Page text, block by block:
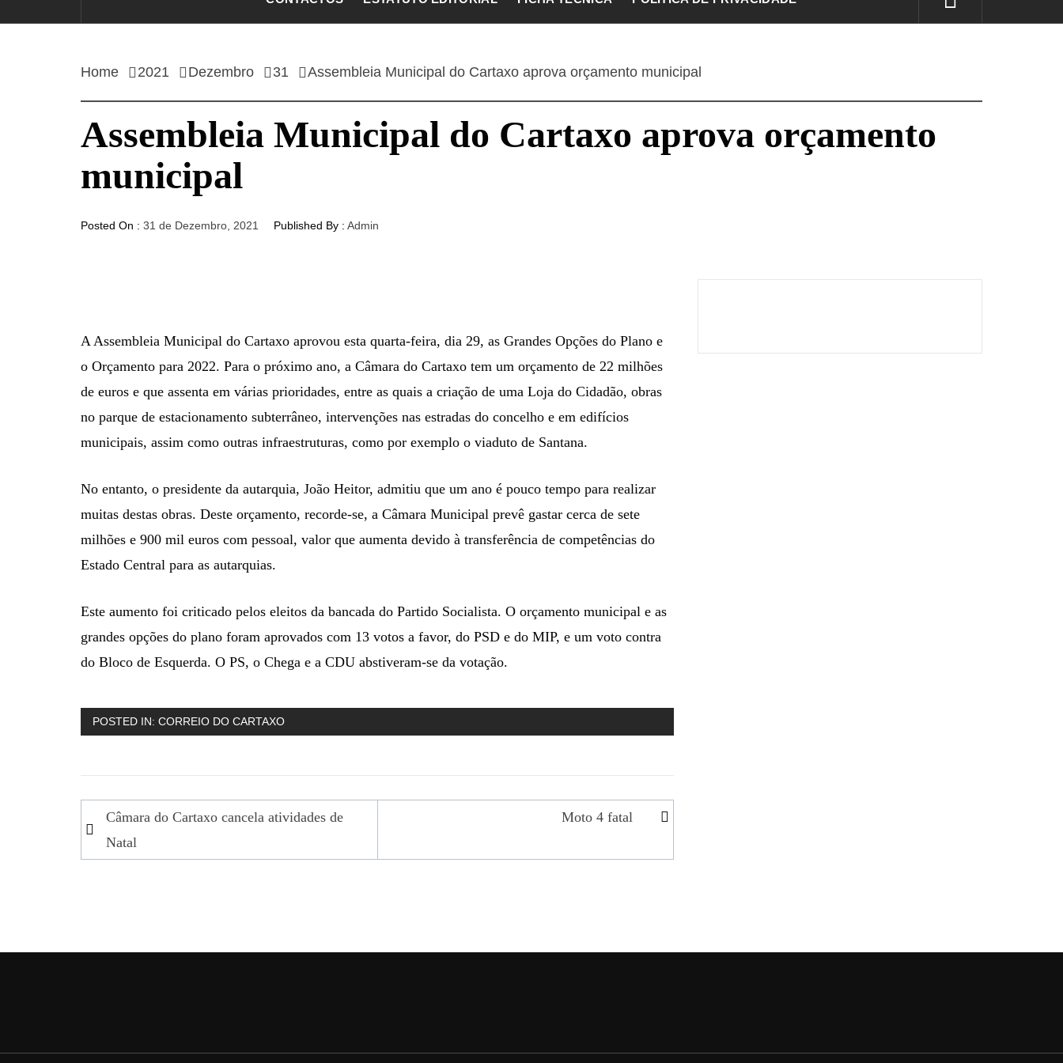
Home 2021 Dezembro 31 Assembleia Municipal do Cartaxo aprova orçamento municipal
Assembleia Municipal do Cartaxo aprova orçamento
municipal
Posted On : 31 de Dezembro, 2021 Published By : Admin
A Assembleia Municipal do Cartaxo aprovou esta quarta-feira, dia 29, as Grandes Opções do Plano e
o Orçamento para 2022. Para o próximo ano, a Câmara do Cartaxo tem um orçamento de 22 milhões
de euros e que assenta em várias prioridades, entre as quais a criação de uma Loja do Cidadão, obras
no parque de estacionamento subterrâneo, intervenções nas estradas do concelho e em edifícios
municipais, assim como outras infraestruturas, como por exemplo o viaduto de Santana.
No entanto, o presidente da autarquia, João Heitor, admitiu que um ano é pouco tempo para realizar
muitas destas obras. Deste orçamento, recorde-se, a Câmara Municipal prevê gastar cerca de sete
milhões e 900 mil euros com pessoal, valor que aumenta devido à transferência de competências do
Estado Central para as autarquias.
Este aumento foi criticado pelos eleitos da bancada do Partido Socialista. O orçamento municipal e as
grandes opções do plano foram aprovados com 13 votos a favor, do PSD e do MIP, e um voto contra
do Bloco de Esquerda. O PS, o Chega e a CDU abstiveram-se da votação.
POSTED IN: CORREIO DO CARTAXO
Navegação
de
artigos
Câmara do Cartaxo cancela atividades de
Natal
Moto 4 fatal